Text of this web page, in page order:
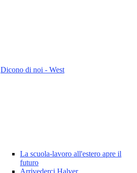
Dicono di noi - West
La scuola-lavoro all'estero apre il
futuro